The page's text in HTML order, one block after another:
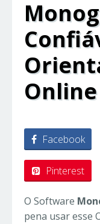
Facebook
Pinterest
O Software
pena usar esse